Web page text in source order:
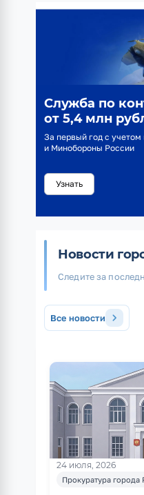
Служба по
от 5,4 млн
За первый год с учетом
и Минобороны России
Узнать
Новости
Следите за
Все новости chevron_right
24 июля, 2026